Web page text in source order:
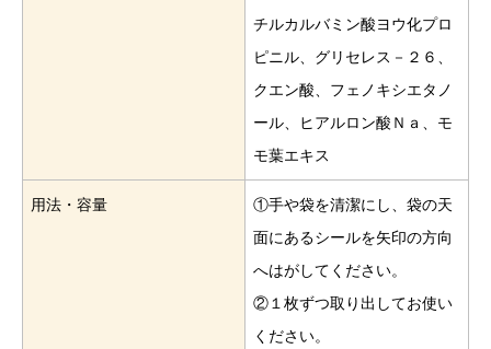
チルカルバミン酸ヨウ化プロ
ピニル、グリセレス－２６、
クエン酸、フェノキシエタノ
ール、ヒアルロン酸Ｎａ、モ
モ葉エキス
用法・容量
①手や袋を清潔にし、袋の天
面にあるシールを矢印の方向
へはがしてください。
②１枚ずつ取り出してお使い
ください。